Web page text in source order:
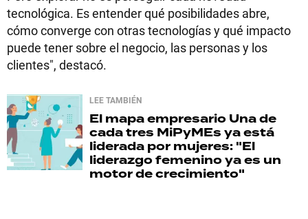
tecnológica. Es entender qué posibilidades abre,
cómo converge con otras tecnologías y qué impacto
puede tener sobre el negocio, las personas y los
clientes", destacó.
LEE TAMBIÉN
El mapa empresario Una de
cada tres MiPyMEs ya está
liderada por mujeres: "El
liderazgo femenino ya es un
motor de crecimiento"